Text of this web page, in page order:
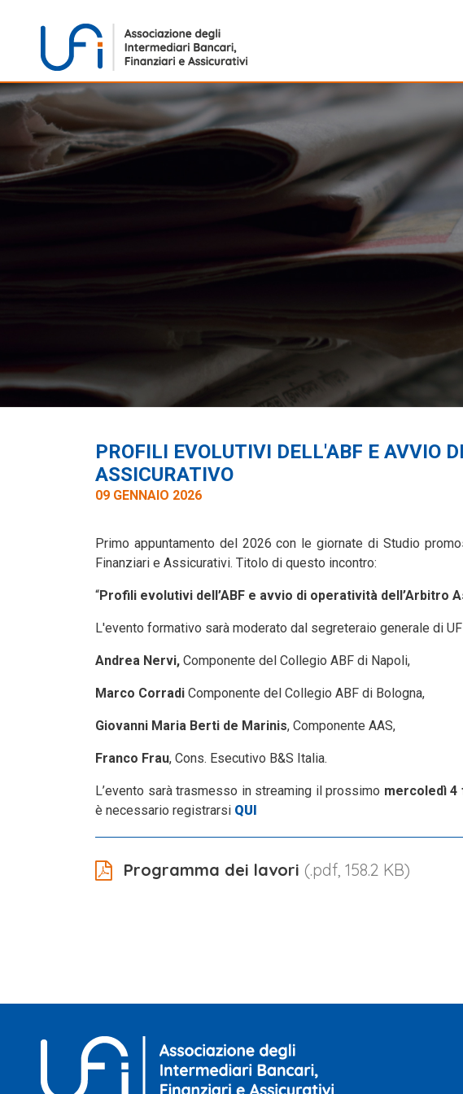
PROFILI EVOLUTIVI DELL'ABF E AVVIO
ASSICURATIVO
09 GENNAIO 2026
Primo appuntamento del 2026 con le giornate di Studio
Finanziari e Assicurativi. Titolo di questo incontro:
“Profili evolutivi dell’ABF e avvio di operatività dell’Arbitro
L'evento formativo sarà moderato dal segreteraio generale di
Andrea Nervi, Componente del Collegio ABF di Napoli,
Marco Corradi Componente del Collegio ABF di Bologna,
Giovanni Maria Berti de Marinis, Componente AAS,
Franco Frau, Cons. Esecutivo B&S Italia.
L’evento sarà trasmesso in streaming il prossimo mercoledì 4
è necessario registrarsi QUI
Programma dei lavori (.pdf, 158.2 KB)